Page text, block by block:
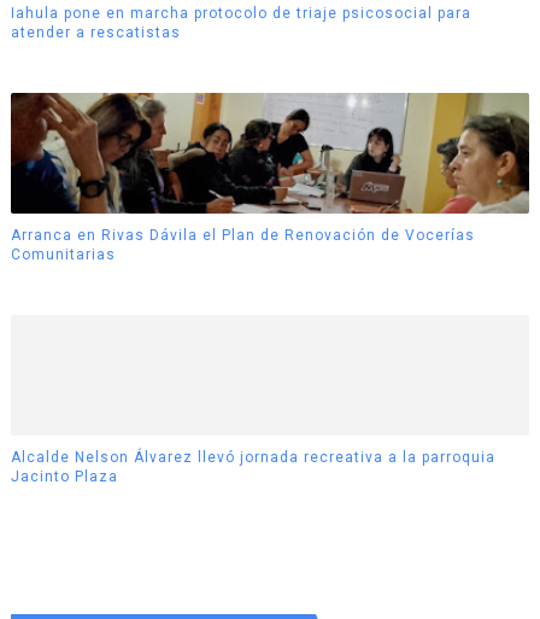
Iahula pone en marcha protocolo de triaje psicosocial para
atender a rescatistas
Arranca en Rivas Dávila el Plan de Renovación de Vocerías
Comunitarias
Alcalde Nelson Álvarez llevó jornada recreativa a la parroquia
Jacinto Plaza